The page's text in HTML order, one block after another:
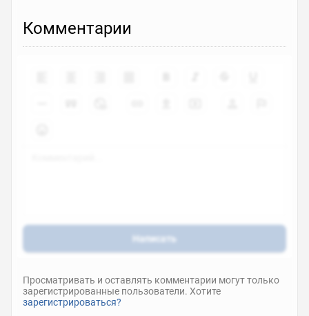
Комментарии
Написать
Просматривать и оставлять комментарии могут только
зарегистрированные пользователи. Хотите
зарегистрироваться?